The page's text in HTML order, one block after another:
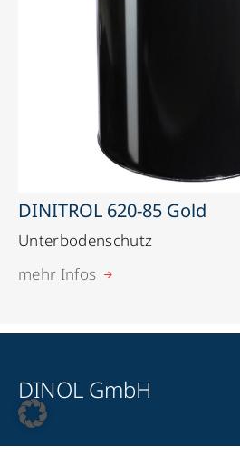
DINITROL 620-85 Gold
Unterbodenschutz
mehr Infos
DINOL GmbH